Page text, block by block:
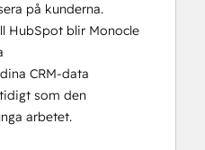
på kunderna.
HubSpot blir Monocle
CRM-data
som den
arbetet.